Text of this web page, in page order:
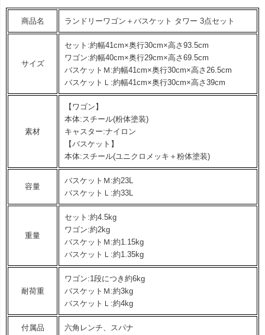
商品名 ランドリーワゴン＋バスケット タワー 3点セット
サイズ
セット:約幅41cm×奥行30cm×高さ93.5cm
ワゴン:約幅40cm×奥行29cm×高さ69.5cm
バスケットＭ:約幅41cm×奥行30cm×高さ26.5cm
バスケットＬ:約幅41cm×奥行30cm×高さ39cm
素材
【ワゴン】
本体:スチール(粉体塗装)
キャスター:ナイロン
【バスケット】
本体:スチール(ユニクロメッキ＋粉体塗装)
容量
バスケットＭ:約23L
バスケットＬ:約33L
重量
セット:約4.5kg
ワゴン:約2kg
バスケットＭ:約1.15kg
バスケットＬ:約1.35kg
耐荷重
ワゴン:1段につき約6kg
バスケットＭ:約3kg
バスケットＬ:約4kg
付属品 六角レンチ、スパナ